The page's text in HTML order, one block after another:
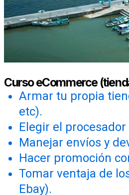
Curso eCommerce
Armar tu propia
etc).
Elegir el
Manejar envíos y
Hacer promoción
Tomar ventaja de
Ebay).